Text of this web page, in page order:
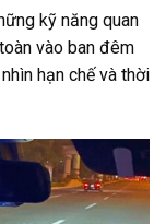
kỹ năng quan
vào ban đêm
hạn chế và thời